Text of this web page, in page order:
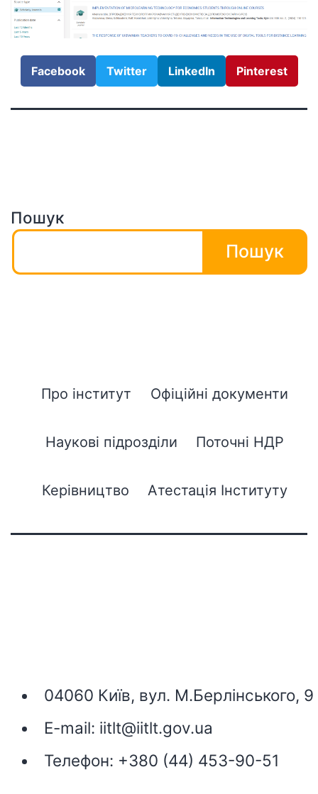
Facebook Twitter LinkedIn Pinterest
Пошук
Пошук
Про інститут Офіційні документи
Наукові підрозділи Поточні НДР
Керівництво Атестація Інституту
04060 Київ, вул. М.Берлінського, 9
E-mail: iitlt@iitlt.gov.ua
Телефон: +380 (44) 453-90-51